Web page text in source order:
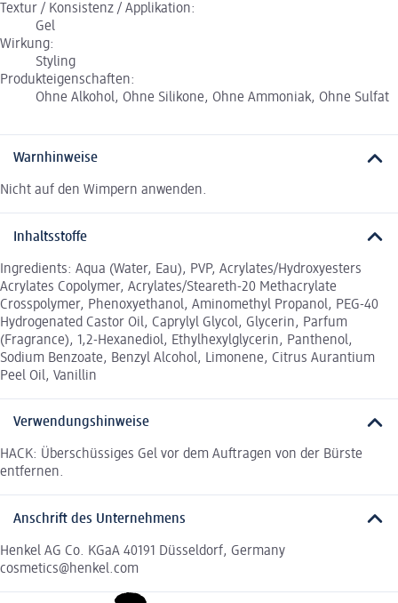
Textur / Konsistenz / Applikation:
Gel
Wirkung:
Styling
Produkteigenschaften:
Ohne Alkohol, Ohne Silikone, Ohne Ammoniak, Ohne Sulfat
Warnhinweise
Nicht auf den Wimpern anwenden.
Inhaltsstoffe
Ingredients: Aqua (Water, Eau), PVP, Acrylates/Hydroxyesters
Acrylates Copolymer, Acrylates/Steareth-20 Methacrylate
Crosspolymer, Phenoxyethanol, Aminomethyl Propanol, PEG-40
Hydrogenated Castor Oil, Caprylyl Glycol, Glycerin, Parfum
(Fragrance), 1,2-Hexanediol, Ethylhexylglycerin, Panthenol,
Sodium Benzoate, Benzyl Alcohol, Limonene, Citrus Aurantium
Peel Oil, Vanillin
Verwendungshinweise
HACK: Überschüssiges Gel vor dem Auftragen von der Bürste
entfernen.
Anschrift des Unternehmens
Henkel AG Co. KGaA 40191 Düsseldorf, Germany
cosmetics@henkel.com